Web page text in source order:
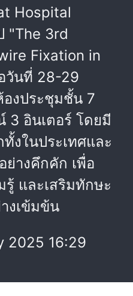
Hospital
"The 3rd
Fixation in
วันที่ 28-29
งประชุมชั้น 7
3 อินเตอร์ โดยมี
งในประเทศและ
ย่างคึกคัก เพื่อ
รู้ และเสริมทักษะ
งเข้มข้น
2025 16:29